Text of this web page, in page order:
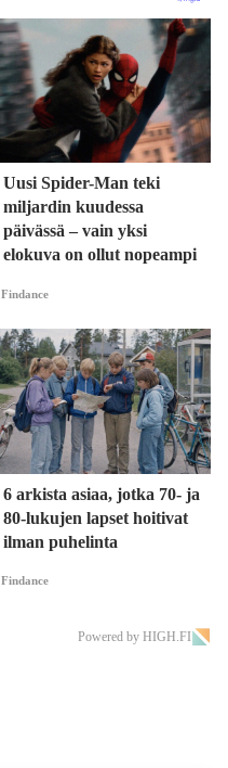
Uusi Spider-Man teki
miljardin kuudessa
päivässä – vain yksi
elokuva on ollut nopeampi
Findance
6 arkista asiaa, jotka 70- ja
80-lukujen lapset hoitivat
ilman puhelinta
Findance
Powered by HIGH.FI